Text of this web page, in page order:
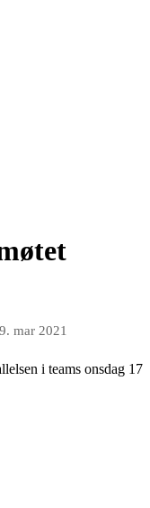
9. mar 2021
i teams onsdag 17